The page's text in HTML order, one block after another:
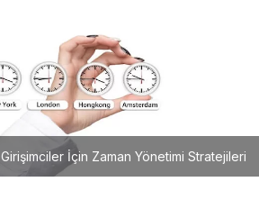
Girişimciler İçin Zaman Yönetimi Stratejileri